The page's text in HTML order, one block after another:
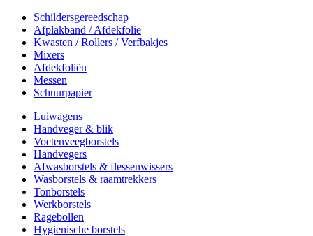
Schildersgereedschap
Afplakband / Afdekfolie
Kwasten / Rollers / Verfbakjes
Mixers
Afdekfoliën
Messen
Schuurpapier
Luiwagens
Handveger & blik
Voetenveegborstels
Handvegers
Afwasborstels & flessenwissers
Wasborstels & raamtrekkers
Tonborstels
Werkborstels
Ragebollen
Hygienische borstels